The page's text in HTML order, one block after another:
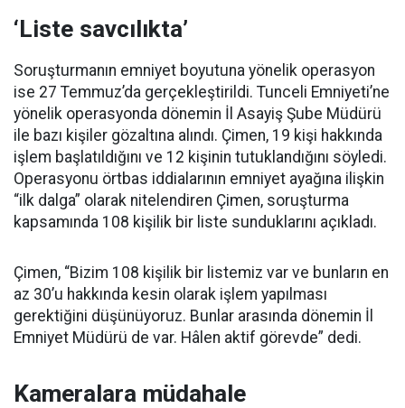
‘Liste savcılıkta’
Soruşturmanın emniyet boyutuna yönelik operasyon
ise 27 Temmuz’da gerçekleştirildi. Tunceli Emniyeti’ne
yönelik operasyonda dönemin İl Asayiş Şube Müdürü
ile bazı kişiler gözaltına alındı. Çimen, 19 kişi hakkında
işlem başlatıldığını ve 12 kişinin tutuklandığını söyledi.
Operasyonu örtbas iddialarının emniyet ayağına ilişkin
“ilk dalga” olarak nitelendiren Çimen, soruşturma
kapsamında 108 kişilik bir liste sunduklarını açıkladı.
Çimen, “Bizim 108 kişilik bir listemiz var ve bunların en
az 30’u hakkında kesin olarak işlem yapılması
gerektiğini düşünüyoruz. Bunlar arasında dönemin İl
Emniyet Müdürü de var. Hâlen aktif görevde” dedi.
Kameralara müdahale